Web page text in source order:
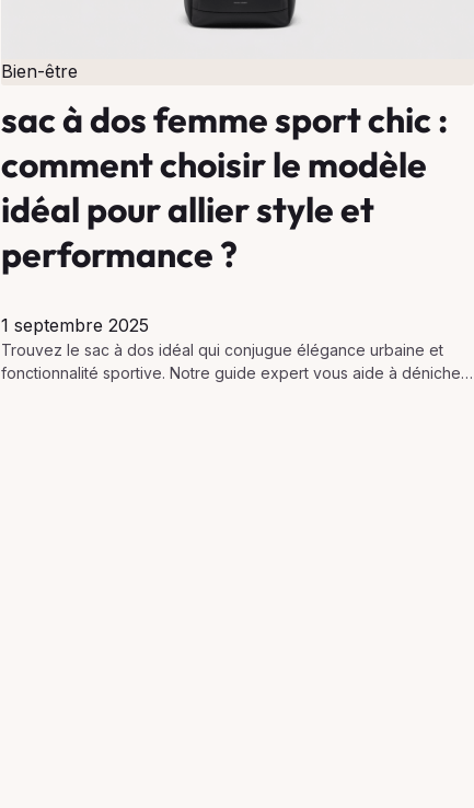
Bien-être
sac à dos femme sport chic :
comment choisir le modèle
idéal pour allier style et
performance ?
1 septembre 2025
Trouvez le sac à dos idéal qui conjugue élégance urbaine et
fonctionnalité sportive. Notre guide expert vous aide à dénicher